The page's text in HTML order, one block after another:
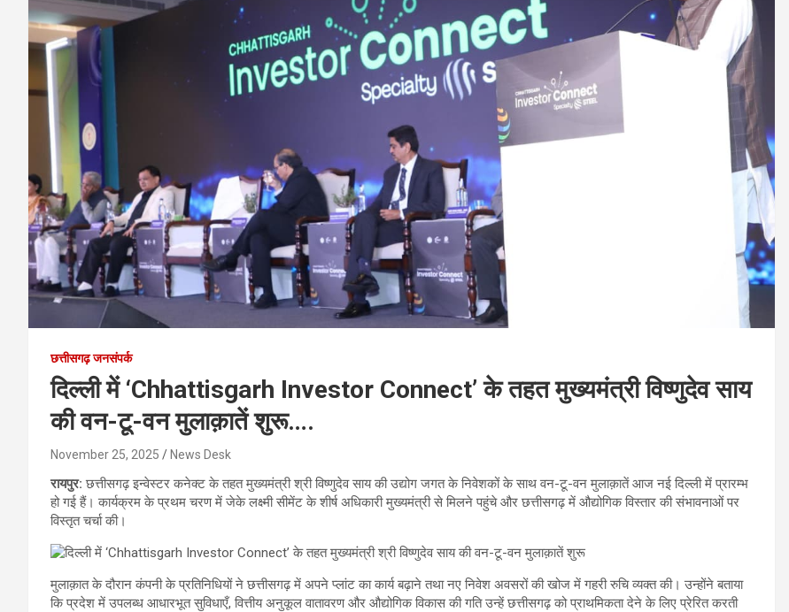
छत्तीसगढ़ जनसंपर्क
दिल्ली में ‘Chhattisgarh Investor Connect’ के तहत मुख्यमंत्री विष्णुदेव साय
की वन-टू-वन मुलाक़ातें शुरू….
November 25, 2025 News Desk
रायपुर: छत्तीसगढ़ इन्वेस्टर कनेक्ट के तहत मुख्यमंत्री श्री विष्णुदेव साय की उद्योग जगत के निवेशकों के साथ वन-टू-वन मुलाक़ातें आज नई दिल्ली में प्रारम्भ
हो गई हैं। कार्यक्रम के प्रथम चरण में जेके लक्ष्मी सीमेंट के शीर्ष अधिकारी मुख्यमंत्री से मिलने पहुंचे और छत्तीसगढ़ में औद्योगिक विस्तार की संभावनाओं पर
विस्तृत चर्चा की।
मुलाक़ात के दौरान कंपनी के प्रतिनिधियों ने छत्तीसगढ़ में अपने प्लांट का कार्य बढ़ाने तथा नए निवेश अवसरों की खोज में गहरी रुचि व्यक्त की। उन्होंने बताया
कि प्रदेश में उपलब्ध आधारभूत सुविधाएँ, वित्तीय अनुकूल वातावरण और औद्योगिक विकास की गति उन्हें छत्तीसगढ़ को प्राथमिकता देने के लिए प्रेरित करती